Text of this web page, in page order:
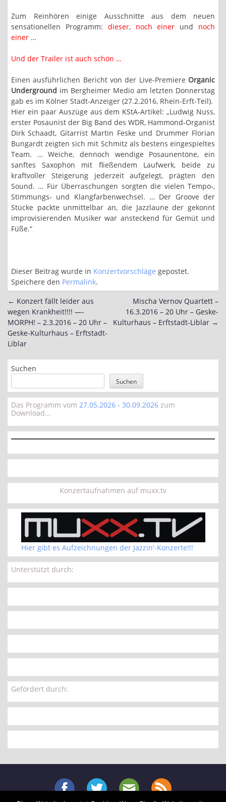
Zum Reinhören einige Ausschnitte aus dem neuen
sensationellen Programm: dieser, noch einer und noch
einer …
Und der Trailer ist auch schön …
Einen ausführlichen Bericht von der Live-Premiere Organic
Underground im Bergheimer Medio am letzten Donnerstag
gab es im Kölner Stadt-Anzeiger (27.2.2016, Rhein-Erft-Teil).
Hier ein paar Auszüge aus dem KStA-Artikel: „Ludwig Nuss,
erster Posaunist der Big Band des WDR, Hammond-Organist
Dirk Schaadt, Gitarrist Martin Feske und Drummer Florian
Bungardt zeigten sich mit Schmitz als bestens eingespieltes
Team. … Weiche, dennoch wendige Posaunentöne, ein
sanftes Saxophon mit fließendem Laufwerk, beide zu
kraftvoller Steigerung jederzeit aufgelegt, prägten den
Sound. … Für Überraschungen sorgten die vielen Tempo-,
Stimmungs- und Klangfarbenwechsel. … Der Groove der
Stücke packte unmittelbar an, die Jazzlaune der gekonnt
improvisierenden Musiker war ansteckend für Gemüt und
Füße.“
Dieser Beitrag wurde in Konzertvorschläge gepostet.
Speichere den Permalink.
Post
navigation
← Konzert fällt leider aus
wegen Krankheit!!!! —-
MORPH! – 2.3.2016 – 20 Uhr –
Geske-Kulturhaus – Erftstadt-
Liblar
Mischa Vernov Quartett –
16.3.2016 – 20 Uhr – Geske-
Kulturhaus – Erftstadt-Liblar →
Suchen
Suchen
Das Programm vom 27.05.2026 - 30.09.2026 zum
Download...
Konzertaufnahmen auf muxx.tv
Hier gibt es Aufzeichnungen der Jazzin'-Konzerte!!!
Unterstützt durch:
Gefördert durch: